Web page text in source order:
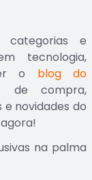
categorias e
tecnologia,
o blog do
de compra,
novidades do
na palma